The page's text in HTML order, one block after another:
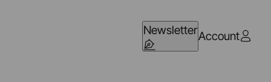
NewsletterAccount